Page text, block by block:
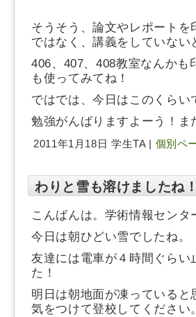
そうそう、論文やレポート
ではなく、講義をしていない
406、407、408教室なんか
も使ってみてね！
ではでは、今日はこのくらい
勉強がんばりますよーう！
2011年1月18日 学生TA | 個別ペ
わりと雪も溶けましたね！
こんばんは。学術情報センタ
今日は朝ひどい雪でしたね。
友達には電車が４時間ぐら
た！
明日は朝地面が凍っている
気をつけて登校してください。